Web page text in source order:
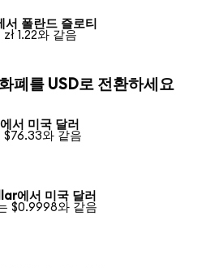
서 폴란드 즐로티
zł 1.22와 같음
폐를 USD로 전환하세요
서 미국 달러
$76.33와 같음
에서 미국 달러
$0.9998와 같음